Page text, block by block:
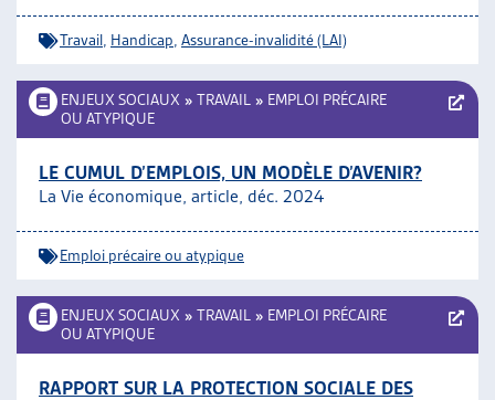
Travail Handicap Assurance-invalidité (LAI)
ENJEUX SOCIAUX » TRAVAIL » EMPLOI PRÉCAIRE
OU ATYPIQUE
LE CUMUL D’EMPLOIS, UN MODÈLE D’AVENIR?
La Vie économique, article, déc. 2024
Emploi précaire ou atypique
ENJEUX SOCIAUX » TRAVAIL » EMPLOI PRÉCAIRE
OU ATYPIQUE
RAPPORT SUR LA PROTECTION SOCIALE DES